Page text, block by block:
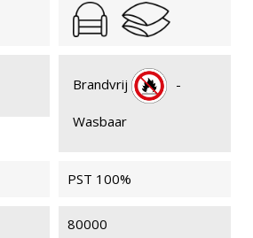
Brandvrij -
Wasbaar
PST 100%
80000